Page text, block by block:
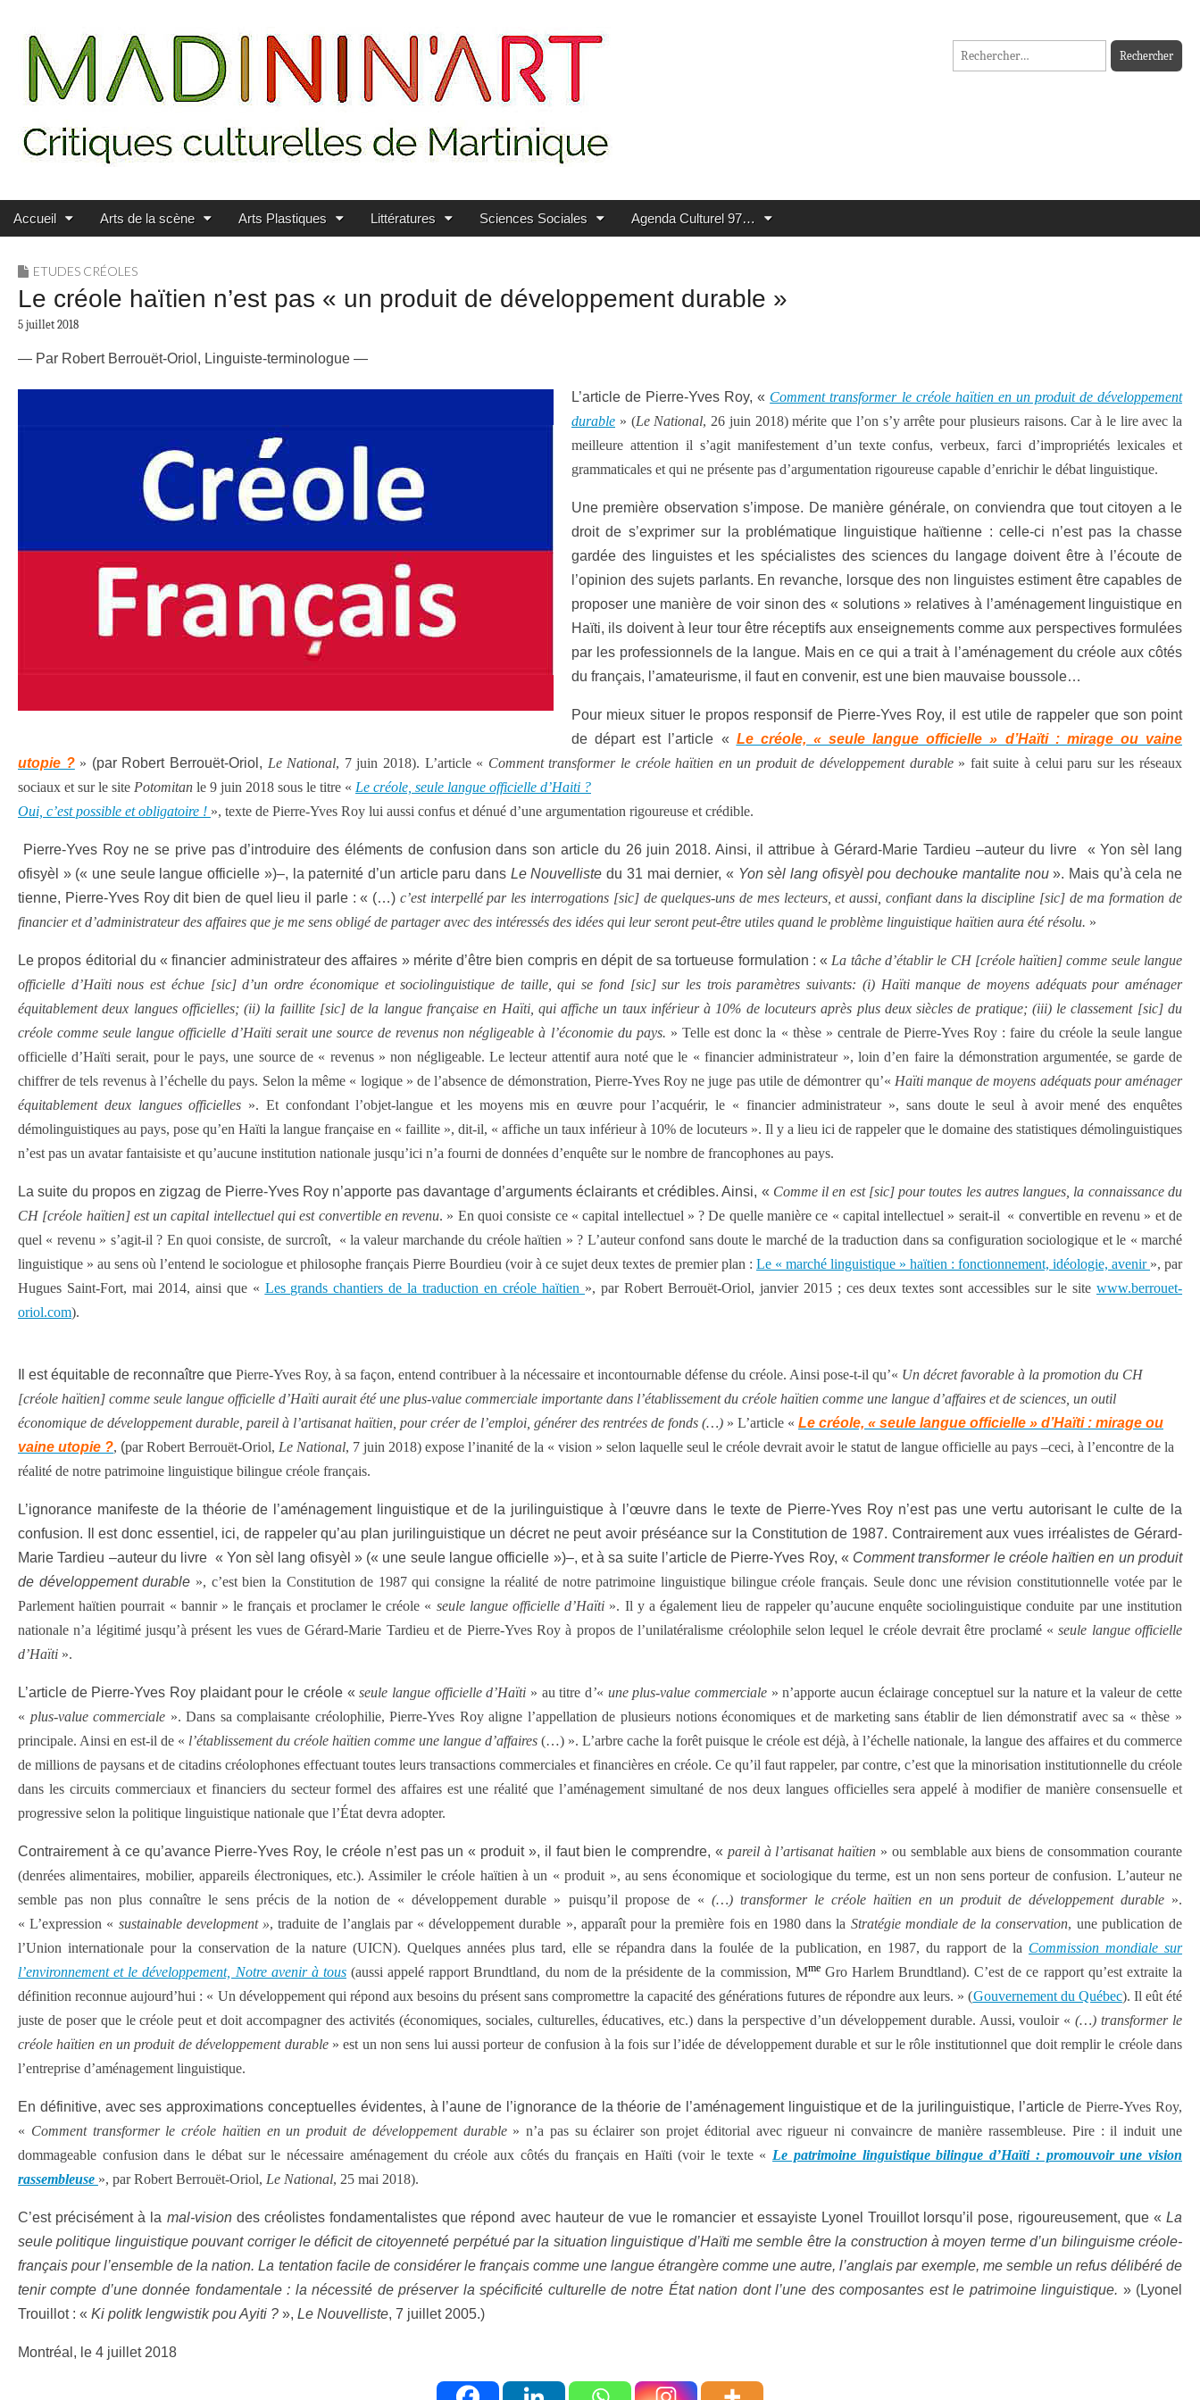
MADININ'ART
Rechercher :
Main menu
Skip to content
Accueil Arts de la scène Arts Plastiques Littératures Sciences Sociales Agenda Culturel 97…
ETUDES CRÉOLES
Le créole haïtien n’est pas « un produit de développement durable »
5 juillet 2018
— Par Robert Berrouët-Oriol, Linguiste-terminologue —
L’article de Pierre-Yves Roy, « Comment transformer le créole haïtien en un produit de développement
durable » (Le National, 26 juin 2018) mérite que l’on s’y arrête pour plusieurs raisons. Car à le lire avec la
meilleure attention il s’agit manifestement d’un texte confus, verbeux, farci d’impropriétés lexicales et
grammaticales et qui ne présente pas d’argumentation rigoureuse capable d’enrichir le débat linguistique.
Une première observation s’impose. De manière générale, on conviendra que tout citoyen a le
droit de s’exprimer sur la problématique linguistique haïtienne : celle-ci n’est pas la chasse
gardée des linguistes et les spécialistes des sciences du langage doivent être à l’écoute de
l’opinion des sujets parlants. En revanche, lorsque des non linguistes estiment être capables de
proposer une manière de voir sinon des « solutions » relatives à l’aménagement linguistique en
Haïti, ils doivent à leur tour être réceptifs aux enseignements comme aux perspectives formulées
par les professionnels de la langue. Mais en ce qui a trait à l’aménagement du créole aux côtés
du français, l’amateurisme, il faut en convenir, est une bien mauvaise boussole…
Pour mieux situer le propos responsif de Pierre-Yves Roy, il est utile de rappeler que son point
de départ est l’article « Le créole, « seule langue officielle » d’Haïti : mirage ou vaine
utopie ? » (par Robert Berrouët-Oriol, Le National, 7 juin 2018). L’article « Comment transformer le créole haïtien en un produit de développement durable » fait suite à celui paru sur les réseaux
sociaux et sur le site Potomitan le 9 juin 2018 sous le titre « Le créole, seule langue officielle d’Haiti ?
Oui, c’est possible et obligatoire ! », texte de Pierre-Yves Roy lui aussi confus et dénué d’une argumentation rigoureuse et crédible.
Pierre-Yves Roy ne se prive pas d’introduire des éléments de confusion dans son article du 26 juin 2018. Ainsi, il attribue à Gérard-Marie Tardieu –auteur du livre « Yon sèl lang
ofisyèl » (« une seule langue officielle »)–, la paternité d’un article paru dans Le Nouvelliste du 31 mai dernier, « Yon sèl lang ofisyèl pou dechouke mantalite nou». Mais qu’à cela ne
tienne, Pierre-Yves Roy dit bien de quel lieu il parle : « (…) c’est interpellé par les interrogations [sic] de quelques-uns de mes lecteurs, et aussi, confiant dans la discipline [sic] de ma formation de
financier et d’administrateur des affaires que je me sens obligé de partager avec des intéressés des idées qui leur seront peut-être utiles quand le problème linguistique haïtien aura été résolu. »
Le propos éditorial du « financier administrateur des affaires » mérite d’être bien compris en dépit de sa tortueuse formulation : « La tâche d’établir le CH [créole haïtien] comme seule langue
officielle d’Haïti nous est échue [sic] d’un ordre économique et sociolinguistique de taille, qui se fond [sic] sur les trois paramètres suivants: (i) Haïti manque de moyens adéquats pour aménager
équitablement deux langues officielles; (ii) la faillite [sic] de la langue française en Haïti, qui affiche un taux inférieur à 10% de locuteurs après plus deux siècles de pratique; (iii) le classement [sic] du
créole comme seule langue officielle d’Haïti serait une source de revenus non négligeable à l’économie du pays. » Telle est donc la « thèse » centrale de Pierre-Yves Roy : faire du créole la seule langue
officielle d’Haïti serait, pour le pays, une source de « revenus » non négligeable. Le lecteur attentif aura noté que le « financier administrateur », loin d’en faire la démonstration argumentée, se garde de
chiffrer de tels revenus à l’échelle du pays. Selon la même « logique » de l’absence de démonstration, Pierre-Yves Roy ne juge pas utile de démontrer qu’« Haïti manque de moyens adéquats pour aménager
équitablement deux langues officielles ». Et confondant l’objet-langue et les moyens mis en œuvre pour l’acquérir, le « financier administrateur », sans doute le seul à avoir mené des enquêtes
démolinguistiques au pays, pose qu’en Haïti la langue française en « faillite », dit-il, « affiche un taux inférieur à 10% de locuteurs ». Il y a lieu ici de rappeler que le domaine des statistiques démolinguistiques
n’est pas un avatar fantaisiste et qu’aucune institution nationale jusqu’ici n’a fourni de données d’enquête sur le nombre de francophones au pays.
La suite du propos en zigzag de Pierre-Yves Roy n’apporte pas davantage d’arguments éclairants et crédibles. Ainsi, « Comme il en est [sic] pour toutes les autres langues, la connaissance du
CH [créole haïtien] est un capital intellectuel qui est convertible en revenu. » En quoi consiste ce « capital intellectuel » ? De quelle manière ce « capital intellectuel » serait-il « convertible en revenu » et de
quel « revenu » s’agit-il ? En quoi consiste, de surcroît, « la valeur marchande du créole haïtien » ? L’auteur confond sans doute le marché de la traduction dans sa configuration sociologique et le « marché
linguistique » au sens où l’entend le sociologue et philosophe français Pierre Bourdieu (voir à ce sujet deux textes de premier plan : Le « marché linguistique » haïtien : fonctionnement, idéologie, avenir », par
Hugues Saint-Fort, mai 2014, ainsi que « Les grands chantiers de la traduction en créole haïtien », par Robert Berrouët-Oriol, janvier 2015 ; ces deux textes sont accessibles sur le sitewww.berrouet-
oriol.com).
Il est équitable de reconnaître que Pierre-Yves Roy, à sa façon, entend contribuer à la nécessaire et incontournable défense du créole. Ainsi pose-t-il qu’« Un décret favorable à la promotion du CH
[créole haïtien] comme seule langue officielle d’Haïti aurait été une plus-value commerciale importante dans l’établissement du créole haïtien comme une langue d’affaires et de sciences, un outil
économique de développement durable, pareil à l’artisanat haïtien, pour créer de l’emploi, générer des rentrées de fonds (…) » L’article « Le créole, « seule langue officielle » d’Haïti : mirage ou
vaine utopie ?, (par Robert Berrouët-Oriol, Le National, 7 juin 2018) expose l’inanité de la « vision » selon laquelle seul le créole devrait avoir le statut de langue officielle au pays –ceci, à l’encontre de la
réalité de notre patrimoine linguistique bilingue créole français.
L’ignorance manifeste de la théorie de l’aménagement linguistique et de la jurilinguistique à l’œuvre dans le texte de Pierre-Yves Roy n’est pas une vertu autorisant le culte de la
confusion. Il est donc essentiel, ici, de rappeler qu’au plan jurilinguistique un décret ne peut avoir préséance sur la Constitution de 1987. Contrairement aux vues irréalistes de Gérard-
Marie Tardieu –auteur du livre « Yon sèl lang ofisyèl » (« une seule langue officielle »)–, et à sa suite l’article de Pierre-Yves Roy, « Comment transformer le créole haïtien en un produit
de développement durable », c’est bien la Constitution de 1987 qui consigne la réalité de notre patrimoine linguistique bilingue créole français. Seule donc une révision constitutionnelle votée par le
Parlement haïtien pourrait « bannir » le français et proclamer le créole « seule langue officielle d’Haïti ». Il y a également lieu de rappeler qu’aucune enquête sociolinguistique conduite par une institution
nationale n’a légitimé jusqu’à présent les vues de Gérard-Marie Tardieu et de Pierre-Yves Roy à propos de l’unilatéralisme créolophile selon lequel le créole devrait être proclamé «seule langue officielle
d’Haïti ».
L’article de Pierre-Yves Roy plaidant pour le créole «seule langue officielle d’Haïti » au titre d’« une plus-value commerciale » n’apporte aucun éclairage conceptuel sur la nature et la valeur de cette
« plus-value commerciale ». Dans sa complaisante créolophilie, Pierre-Yves Roy aligne l’appellation de plusieurs notions économiques et de marketing sans établir de lien démonstratif avec sa « thèse »
principale. Ainsi en est-il de « l’établissement du créole haïtien comme une langue d’affaires (…) ». L’arbre cache la forêt puisque le créole est déjà, à l’échelle nationale, la langue des affaires et du commerce
de millions de paysans et de citadins créolophones effectuant toutes leurs transactions commerciales et financières en créole. Ce qu’il faut rappeler, par contre, c’est que la minorisation institutionnelle du créole
dans les circuits commerciaux et financiers du secteur formel des affaires est une réalité que l’aménagement simultané de nos deux langues officielles sera appelé à modifier de manière consensuelle et
progressive selon la politique linguistique nationale que l’État devra adopter.
Contrairement à ce qu’avance Pierre-Yves Roy, le créole n’est pas un « produit », il faut bien le comprendre, « pareil à l’artisanat haïtien » ou semblable aux biens de consommation courante
(denrées alimentaires, mobilier, appareils électroniques, etc.). Assimiler le créole haïtien à un « produit », au sens économique et sociologique du terme, est un non sens porteur de confusion. L’auteur ne
semble pas non plus connaître le sens précis de la notion de « développement durable » puisqu’il propose de « (…) transformer le créole haïtien en un produit de développement durable ».
« L’expression « sustainable development », traduite de l’anglais par « développement durable », apparaît pour la première fois en 1980 dans la Stratégie mondiale de la conservation, une publication de
l’Union internationale pour la conservation de la nature (UICN). Quelques années plus tard, elle se répandra dans la foulée de la publication, en 1987, du rapport de la Commission mondiale sur
l’environnement et le développement, Notre avenir à tous(aussi appelé rapport Brundtland, du nom de la présidente de la commission, MmeGro Harlem Brundtland). C’est de ce rapport qu’est extraite la
définition reconnue aujourd’hui : « Un développement qui répond aux besoins du présent sans compromettre la capacité des générations futures de répondre aux leurs. » (Gouvernement du Québec). Il eût été
juste de poser que le créole peut et doit accompagner des activités (économiques, sociales, culturelles, éducatives, etc.) dans la perspective d’un développement durable. Aussi, vouloir «(…) transformer le
créole haïtien en un produit de développement durable » est un non sens lui aussi porteur de confusion à la fois sur l’idée de développement durable et sur le rôle institutionnel que doit remplir le créole dans
l’entreprise d’aménagement linguistique.
En définitive, avec ses approximations conceptuelles évidentes, à l’aune de l’ignorance de la théorie de l’aménagement linguistique et de la jurilinguistique, l’articlede Pierre-Yves Roy,
« Comment transformer le créole haïtien en un produit de développement durable » n’a pas su éclairer son projet éditorial avec rigueur ni convaincre de manière rassembleuse. Pire : il induit une
dommageable confusion dans le débat sur le nécessaire aménagement du créole aux côtés du français en Haïti (voir le texte « Le patrimoine linguistique bilingue d’Haïti : promouvoir une vision
rassembleuse », par Robert Berrouët-Oriol, Le National, 25 mai 2018).
C’est précisément à la mal-vision des créolistes fondamentalistes que répond avec hauteur de vue le romancier et essayiste Lyonel Trouillot lorsqu’il pose, rigoureusement, que «La
seule politique linguistique pouvant corriger le déficit de citoyenneté perpétué par la situation linguistique d’Haïti me semble être la construction à moyen terme d’un bilinguisme créole-
français pour l’ensemble de la nation. La tentation facile de considérer le français comme une langue étrangère comme une autre, l’anglais par exemple, me semble un refus délibéré de
tenir compte d’une donnée fondamentale : la nécessité de préserver la spécificité culturelle de notre État nation dont l’une des composantes est le patrimoine linguistique. » (Lyonel
Trouillot : « Ki politk lengwistik pou Ayiti ? », Le Nouvelliste, 7 juillet 2005.)
Montréal, le 4 juillet 2018